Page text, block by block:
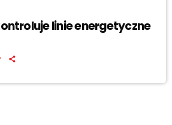
linie energetyczne